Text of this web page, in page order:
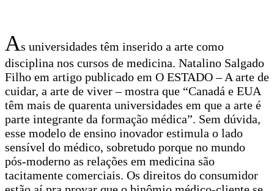
As universidades têm inserido a arte como
disciplina nos cursos de medicina. Natalino Salgado
Filho em artigo publicado em O ESTADO – A arte de
cuidar, a arte de viver – mostra que “Canadá e EUA
têm mais de quarenta universidades em que a arte é
parte integrante da formação médica”. Sem dúvida,
esse modelo de ensino inovador estimula o lado
sensível do médico, sobretudo porque no mundo
pós-moderno as relações em medicina são
tacitamente comerciais. Os direitos do consumidor